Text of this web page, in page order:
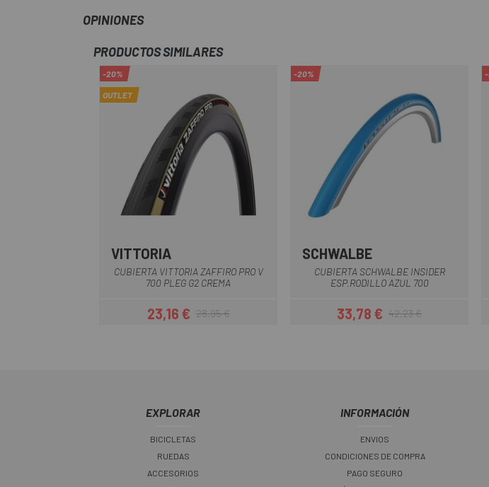
OPINIONES
PRODUCTOS SIMILARES
-20%
OUTLET
VITTORIA
CUBIERTA VITTORIA ZAFFIRO PRO V
700 PLEG G2 CREMA
Precio
23,16 €Precio regular
28,95 €
-20%
SCHWALBE
CUBIERTA SCHWALBE INSIDER
ESP.RODILLO AZUL 700
Precio
33,78 €Precio regular
42,23 €
-
EXPLORAR
BICICLETAS
RUEDAS
ACCESORIOS
INFORMACIÓN
ENVIOS
CONDICIONES DE COMPRA
PAGO SEGURO